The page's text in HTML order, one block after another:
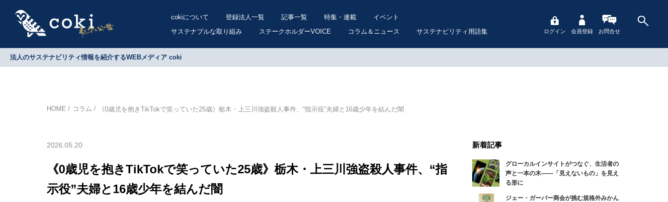
cokiについて 登録法人一覧 記事一覧 特集・連載
イベント
サステナブルな取り組み
ステークホルダーVOICE コラム＆ニュース サステナビリティ用語集 ログイン 会員登録 お問合せ
法人のサステナビリティ情報を紹介するWEBメディア coki
HOME コラム 《0歳児を抱きTikTokで笑っていた25歳》栃木・上三川強盗殺人事件、“指示役”夫婦と16歳少年を結んだ闇
2026.05.20
《0歳児を抱きTikTokで笑っていた25歳》栃木・上三川強盗殺人事件、“指
示役”夫婦と16歳少年を結んだ闇
新着記事
グローカルインサイトがつなぐ、生活者の
声と一本の木――「見えないもの」を見え
る形に
ジェー・ガーバー商会が挑む規格外みかん